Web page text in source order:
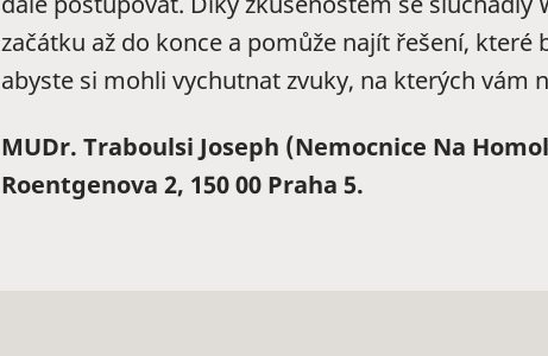
začátku až do konce a pomůže najít řešení, které
abyste si mohli vychutnat zvuky, na kterých vám
MUDr. Traboulsi Joseph (Nemocnice Na
Roentgenova 2, 150 00 Praha 5.